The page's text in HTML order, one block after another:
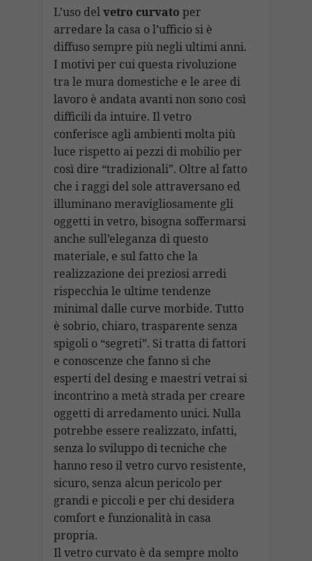
b
o
o
k
s
A
p
p
gr
a
m
e
dI
n h
at
ai
l
p
y
Li
n
k
n
di
vi
di
L’uso delvetro curvato per
arredare la casa o l’ufficio si è
diffuso sempre più negli ultimi anni.
I motivi per cui questa rivoluzione
tra le mura domestiche e le aree di
lavoro è andata avanti non sono così
difficili da intuire. Il vetro
conferisce agli ambienti molta più
luce rispetto ai pezzi di mobilio per
così dire “tradizionali”. Oltre al fatto
che i raggi del sole attraversano ed
illuminano meravigliosamente gli
oggetti in vetro, bisogna soffermarsi
anche sull’eleganza di questo
materiale, e sul fatto che la
realizzazione dei preziosi arredi
rispecchia le ultime tendenze
minimal dalle curve morbide. Tutto
è sobrio, chiaro, trasparente senza
spigoli o “segreti”. Si tratta di fattori
e conoscenze che fanno sì che
esperti del desing e maestri vetrai si
incontrino a metà strada per creare
oggetti di arredamento unici. Nulla
potrebbe essere realizzato, infatti,
senza lo sviluppo di tecniche che
hanno reso il vetro curvo resistente,
sicuro, senza alcun pericolo per
grandi e piccoli e per chi desidera
comfort e funzionalità in casa
propria.
Il vetro curvato è da sempre molto